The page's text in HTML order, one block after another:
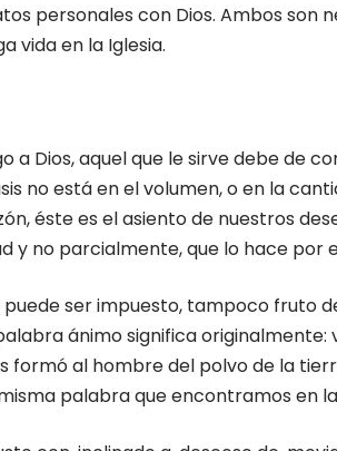
personales con Dios. Ambos son
vida en la Iglesia.
Dios, aquel que le sirve debe de
no está en el volumen, o en la
éste es el asiento de nuestros
y no parcialmente, que lo hace por
ser impuesto, tampoco fruto
ánimo significa originalmente:
al hombre del polvo de la
palabra que encontramos en